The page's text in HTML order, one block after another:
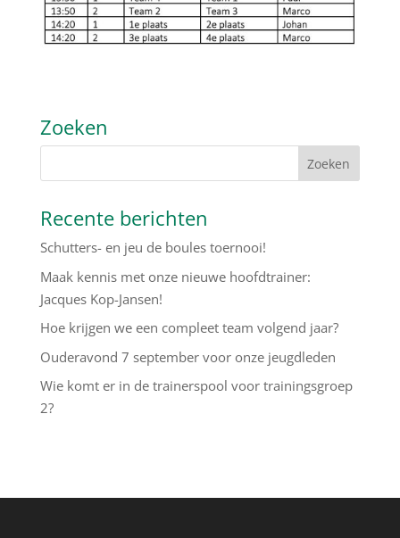
Zoeken
Recente berichten
Schutters- en jeu de boules toernooi!
Maak kennis met onze nieuwe hoofdtrainer:
Jacques Kop-Jansen!
Hoe krijgen we een compleet team volgend jaar?
Ouderavond 7 september voor onze jeugdleden
Wie komt er in de trainerspool voor trainingsgroep
2?